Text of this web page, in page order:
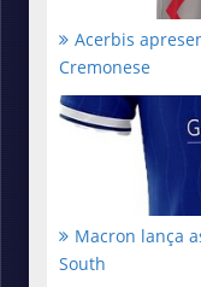
Acerbis
Cremonese
Macron lança
South